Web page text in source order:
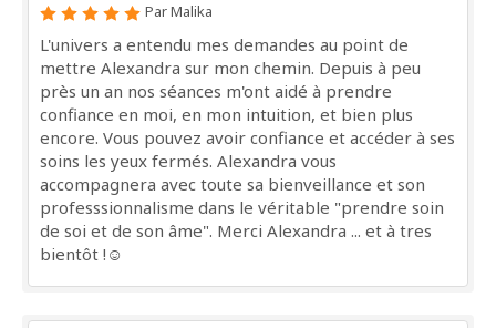
Par Malika
L'univers a entendu mes demandes au point de
mettre Alexandra sur mon chemin. Depuis à peu
près un an nos séances m'ont aidé à prendre
confiance en moi, en mon intuition, et bien plus
encore. Vous pouvez avoir confiance et accéder à ses
soins les yeux fermés. Alexandra vous
accompagnera avec toute sa bienveillance et son
professsionnalisme dans le véritable "prendre soin
de soi et de son âme". Merci Alexandra ... et à tres
bientôt !☺️